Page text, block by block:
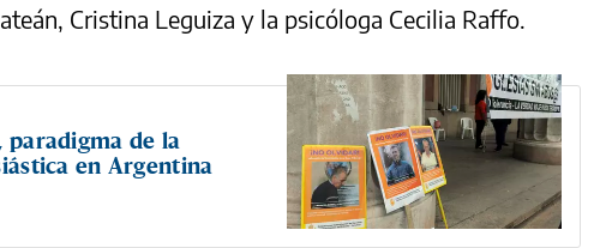
Cristina Leguiza y la psicóloga Cecilia Raffo.
paradigma de la
en Argentina